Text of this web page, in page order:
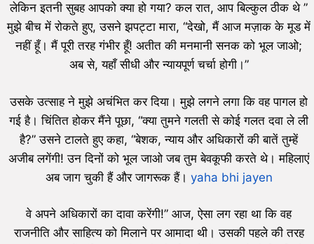
लेकिन इतनी सुबह आपको क्या हो गया? कल रात, आप बिल्कुल ठीक थे ”
मुझे बीच में रोकते हुए, उसने झपट्टा मारा, “देखो, मैं आज मज़ाक के मूड में
नहीं हूँ। मैं पूरी तरह गंभीर हूँ! अतीत की मनमानी सनक को भूल जाओ;
अब से, यहाँ सीधी और न्यायपूर्ण चर्चा होगी।”
उसके उत्साह ने मुझे अचंभित कर दिया। मुझे लगने लगा कि वह पागल हो
गई है। चिंतित होकर मैंने पूछा, “क्या तुमने गलती से कोई गलत दवा ले ली
है?” उसने टालते हुए कहा, “बेशक, न्याय और अधिकारों की बातें तुम्हें
अजीब लगेंगी! उन दिनों को भूल जाओ जब तुम बेवकूफी करते थे। महिलाएं
अब जाग चुकी हैं और जागरूक हैं। yaha bhi jayen
वे अपने अधिकारों का दावा करेंगी!” आज, ऐसा लग रहा था कि वह
राजनीति और साहित्य को मिलाने पर आमादा थी। उसकी पहले की तरह